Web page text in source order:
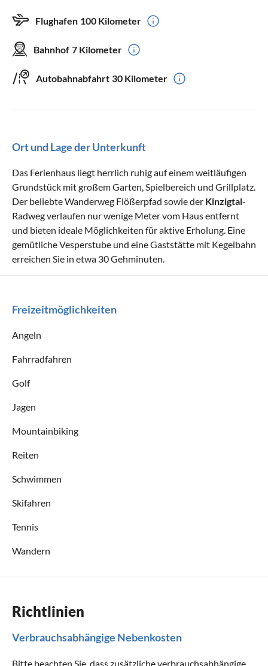
Flughafen 100 Kilometer
Bahnhof 7 Kilometer
Autobahnabfahrt 30 Kilometer
Ort und Lage der Unterkunft
Das Ferienhaus liegt herrlich ruhig auf einem weitläufigen
Grundstück mit großem Garten, Spielbereich und Grillplatz.
Der beliebte Wanderweg Flößerpfad sowie der Kinzigtal-
Radweg verlaufen nur wenige Meter vom Haus entfernt
und bieten ideale Möglichkeiten für aktive Erholung. Eine
gemütliche Vesperstube und eine Gaststätte mit Kegelbahn
erreichen Sie in etwa 30 Gehminuten.
Freizeitmöglichkeiten
Angeln
Fahrradfahren
Golf
Jagen
Mountainbiking
Reiten
Schwimmen
Skifahren
Tennis
Wandern
Richtlinien
Verbrauchsabhängige Nebenkosten
Bitte beachten Sie, dass zusätzliche verbrauchsabhängige